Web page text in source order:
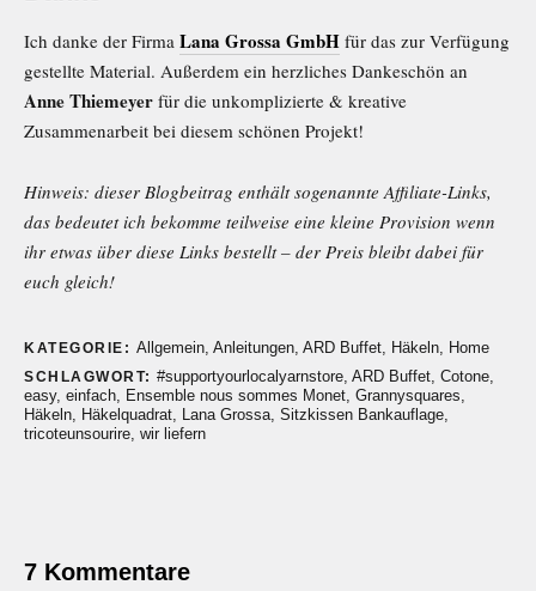
Ich danke der Firma Lana Grossa GmbH für das zur Verfügung
gestellte Material. Außerdem ein herzliches Dankeschön an
Anne Thiemeyer für die unkomplizierte & kreative
Zusammenarbeit bei diesem schönen Projekt!
Hinweis: dieser Blogbeitrag enthält sogenannte Affiliate-Links,
das bedeutet ich bekomme teilweise eine kleine Provision wenn
ihr etwas über diese Links bestellt – der Preis bleibt dabei für
euch gleich!
KATEGORIE: Allgemein, Anleitungen, ARD Buffet, Häkeln, Home
SCHLAGWORT: #supportyourlocalyarnstore, ARD Buffet, Cotone,
easy, einfach, Ensemble nous sommes Monet, Grannysquares,
Häkeln, Häkelquadrat, Lana Grossa, Sitzkissen Bankauflage,
tricoteunsourire, wir liefern
7 Kommentare